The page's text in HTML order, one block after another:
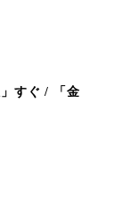
すぐ / 「金